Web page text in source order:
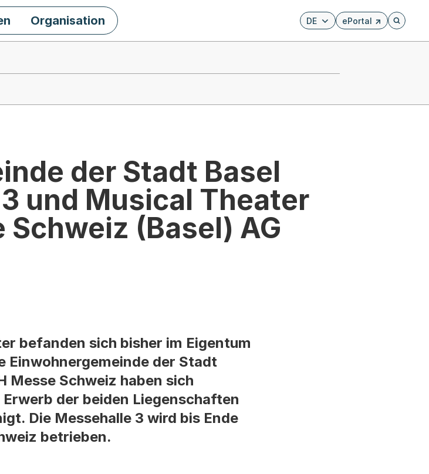
DE ePortal
Externer Link, wird in
Öffnet
Organisation
der Stadt Basel
und Musical Theater
(Basel) AG
befanden sich bisher im Eigentum
Einwohnergemeinde der Stadt
Messe Schweiz haben sich
der beiden Liegenschaften
Die Messehalle 3 wird bis Ende
betrieben.